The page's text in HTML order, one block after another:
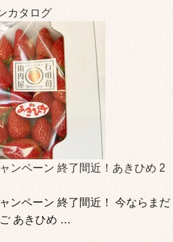
カタログ
ンペーン 終了間近！あきひめ 2
ンペーン 終了間近！ 今ならまだ
あきひめ …